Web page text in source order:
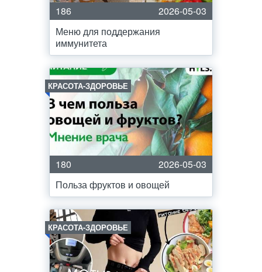
186
2026-05-03
Меню для поддержания
иммунитета
КРАСОТА-ЗДОРОВЬЕ
180
2026-05-03
Польза фруктов и овощей
КРАСОТА-ЗДОРОВЬЕ